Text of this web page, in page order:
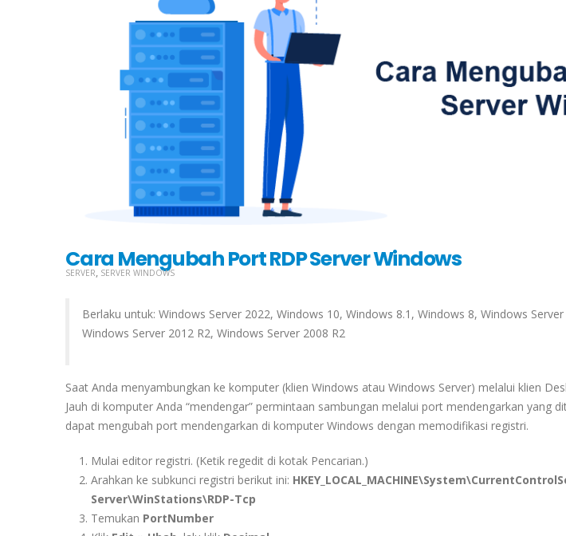
Cara Mengubah Port RDP Server Windows
SERVER, SERVER WINDOWS
Berlaku untuk: Windows Server 2022, Windows 10, Windows 8.1, Windows 8, Windows
Windows Server 2012 R2, Windows Server 2008 R2
Saat Anda menyambungkan ke komputer (klien Windows atau Windows Server) melalui klien
Jauh di komputer Anda “mendengar” permintaan sambungan melalui port mendengarkan yang
dapat mengubah port mendengarkan di komputer Windows dengan memodifikasi registri.
Mulai editor registri. (Ketik regedit di kotak Pencarian.)
Arahkan ke subkunci registri berikut ini:
Server\WinStations\RDP-Tcp
Temukan PortNumber